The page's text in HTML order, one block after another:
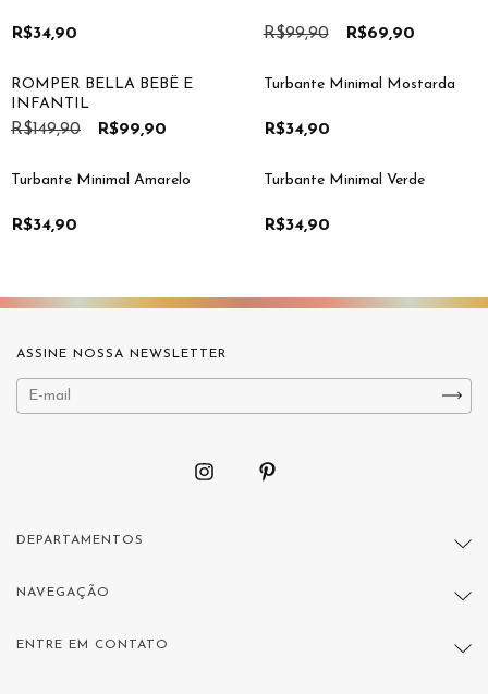
R$34,90 R$99,90 R$69,90
33%OFF
ROMPER BELLA BEBÊ E
INFANTIL
R$149,90 R$99,90
Turbante Minimal Mostarda
R$34,90
Turbante Minimal Amarelo
R$34,90
Turbante Minimal Verde
R$34,90
ASSINE NOSSA NEWSLETTER
DEPARTAMENTOS
NAVEGAÇÃO
ENTRE EM CONTATO